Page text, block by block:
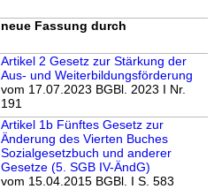
neue Fassung durch
Artikel 2 Gesetz zur Stärkung der
Aus- und Weiterbildungsförderung
vom 17.07.2023 BGBl. 2023 I Nr.
191
Artikel 1b Fünftes Gesetz zur
Änderung des Vierten Buches
Sozialgesetzbuch und anderer
Gesetze (5. SGB IV-ÄndG)
vom 15.04.2015 BGBl. I S. 583